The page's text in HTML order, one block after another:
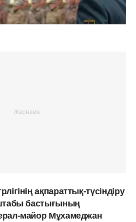
ақпараттық-түсіндіру
бастығының
майор Мұхамеджан